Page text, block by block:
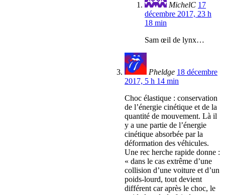
MichelC 17
décembre 2017, 23 h
18 min
Sam œil de lynx…
Pheldge 18 décembre
2017, 5 h 14 min
Choc élastique : conservation
de l’énergie cinétique et de la
quantité de mouvement. Là il
y a une partie de l’énergie
cinétique absorbée par la
déformation des véhicules.
Une rec herche rapide donne :
« dans le cas extrême d’une
collision d’une voiture et d’un
poids-lourd, tout devient
différent car après le choc, le